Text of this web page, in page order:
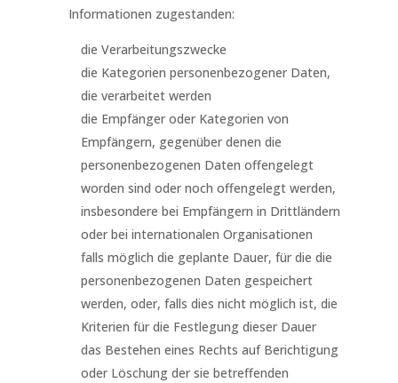
Informationen zugestanden:
die Verarbeitungszwecke
die Kategorien personenbezogener Daten,
die verarbeitet werden
die Empfänger oder Kategorien von
Empfängern, gegenüber denen die
personenbezogenen Daten offengelegt
worden sind oder noch offengelegt werden,
insbesondere bei Empfängern in Drittländern
oder bei internationalen Organisationen
falls möglich die geplante Dauer, für die die
personenbezogenen Daten gespeichert
werden, oder, falls dies nicht möglich ist, die
Kriterien für die Festlegung dieser Dauer
das Bestehen eines Rechts auf Berichtigung
oder Löschung der sie betreffenden